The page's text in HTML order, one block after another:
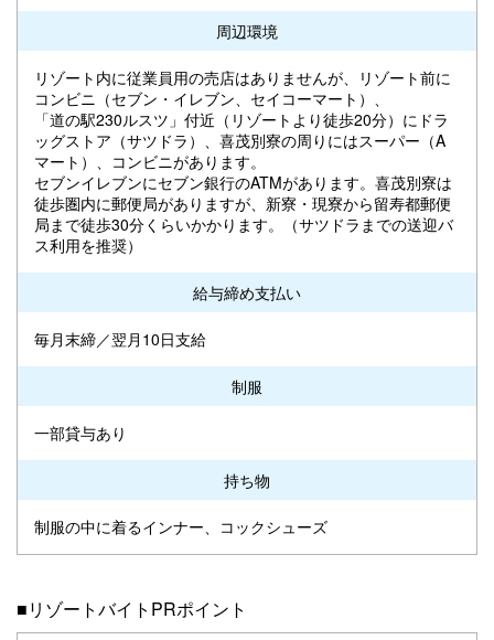
周辺環境
リゾート内に従業員用の売店はありませんが、リゾート前に
コンビニ（セブン・イレブン、セイコーマート）、
「道の駅230ルスツ」付近（リゾートより徒歩20分）にドラ
ッグストア（サツドラ）、喜茂別寮の周りにはスーパー（A
マート）、コンビニがあります。
セブンイレブンにセブン銀行のATMがあります。喜茂別寮は
徒歩圏内に郵便局がありますが、新寮・現寮から留寿都郵便
局まで徒歩30分くらいかかります。（サツドラまでの送迎バ
ス利用を推奨）
給与締め支払い
毎月末締／翌月10日支給
制服
一部貸与あり
持ち物
制服の中に着るインナー、コックシューズ
■リゾートバイトPRポイント